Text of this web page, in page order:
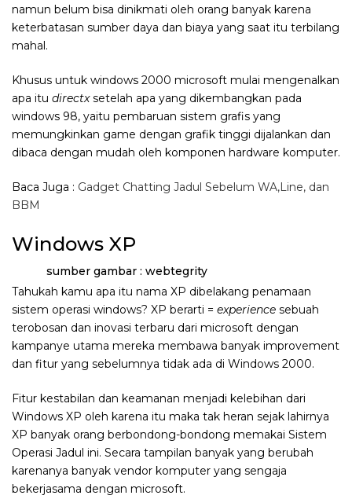
namun belum bisa dinikmati oleh orang banyak karena
keterbatasan sumber daya dan biaya yang saat itu terbilang
mahal.
Khusus untuk windows 2000 microsoft mulai mengenalkan
apa itu directxsetelah apa yang dikembangkan pada
windows 98, yaitu pembaruan sistem grafis yang
memungkinkan game dengan grafik tinggi dijalankan dan
dibaca dengan mudah oleh komponen hardware komputer.
Baca Juga : Gadget Chatting Jadul Sebelum WA,Line, dan
BBM
Windows XP
sumber gambar : webtegrity
Tahukah kamu apa itu nama XP dibelakang penamaan
sistem operasi windows? XP berarti = experience sebuah
terobosan dan inovasi terbaru dari microsoft dengan
kampanye utama mereka membawa banyak improvement
dan fitur yang sebelumnya tidak ada di Windows 2000.
Fitur kestabilan dan keamanan menjadi kelebihan dari
Windows XP oleh karena itu maka tak heran sejak lahirnya
XP banyak orang berbondong-bondong memakai Sistem
Operasi Jadul ini. Secara tampilan banyak yang berubah
karenanya banyak vendor komputer yang sengaja
bekerjasama dengan microsoft.